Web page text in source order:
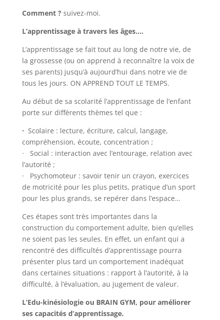
Comment ?suivez-moi.
L’apprentissage à travers les âges….
L’apprentissage se fait tout au long de notre vie, de
la grossesse (ou on apprend à reconnaître la voix de
ses parents) jusqu’à aujourd’hui dans notre vie de
tous les jours. ON APPREND TOUT LE TEMPS.
Au début de sa scolarité l’apprentissage de l’enfant
porte sur différents thèmes tel que :
· Scolaire : lecture, écriture, calcul, langage,
compréhension, écoute, concentration ;
· Social : interaction avec l’entourage, relation avec
l’autorité ;
· Psychomoteur : savoir tenir un crayon, exercices
de motricité pour les plus petits, pratique d’un sport
pour les plus grands, se repérer dans l’espace…
Ces étapes sont très importantes dans la
construction du comportement adulte, bien qu’elles
ne soient pas les seules. En effet, un enfant qui a
rencontré des difficultés d’apprentissage pourra
présenter plus tard un comportement inadéquat
dans certaines situations : rapport à l’autorité, à la
difficulté, à l’évaluation, au jugement de valeur.
L’Edu-kinésiologie ou BRAIN GYM, pour améliorer
ses capacités d’apprentissage.